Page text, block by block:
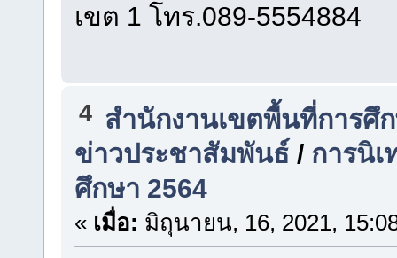
เขต 1 โทร.089-5554884
4 สำนักงานเขตพื้นที่การศึ
ข่าวประชาสัมพันธ์ / การนิเ
ศึกษา 2564
« เมื่อ: มิถุนายน, 16, 2021,